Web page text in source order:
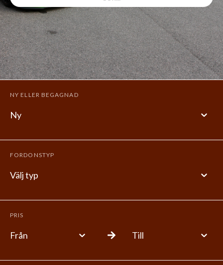
NY ELLER BEGAGNAD
Ny
FORDONSTYP
Välj typ
PRIS
Från Till